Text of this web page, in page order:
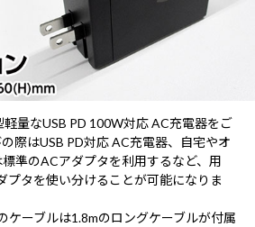
量なUSB PD 100W対応 AC充電器をご
際はUSB PD対応 AC充電器、自宅やオ
準のACアダプタを利用するなど、用
プタを使い分けることが可能になりま
ケーブルは1.8mのロングケーブルが付属